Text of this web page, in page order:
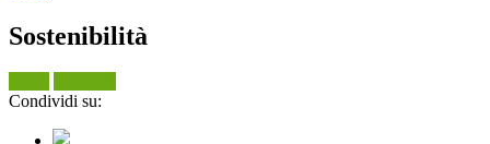
Sostenibilità
Condividi su: